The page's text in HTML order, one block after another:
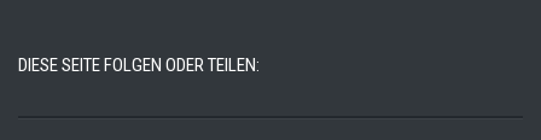
DIESE SEITE FOLGEN ODER TEILEN: